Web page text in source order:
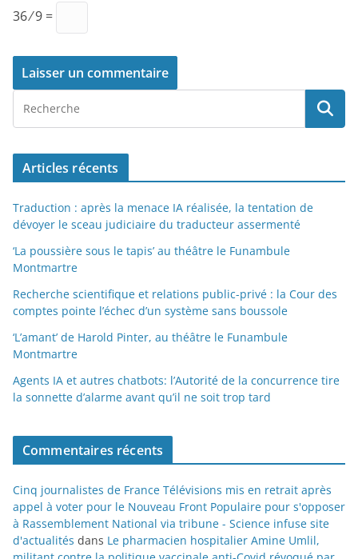
36 ⁄ 9 =
Articles récents
Traduction : après la menace IA réalisée, la tentation de
dévoyer le sceau judiciaire du traducteur assermenté
‘La poussière sous le tapis’ au théâtre le Funambule
Montmartre
Recherche scientifique et relations public-privé : la Cour des
comptes pointe l’échec d’un système sans boussole
‘L’amant’ de Harold Pinter, au théâtre le Funambule
Montmartre
Agents IA et autres chatbots: l’Autorité de la concurrence tire
la sonnette d’alarme avant qu’il ne soit trop tard
Commentaires récents
Cinq journalistes de France Télévisions mis en retrait après
appel à voter pour le Nouveau Front Populaire pour s'opposer
à Rassemblement National via tribune - Science infuse site
d'actualités dans Le pharmacien hospitalier Amine Umlil,